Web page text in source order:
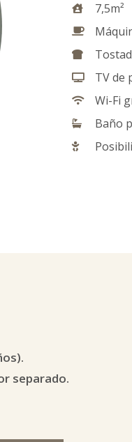
7,5m²
TV de
Wi-Fi
Baño
separado.